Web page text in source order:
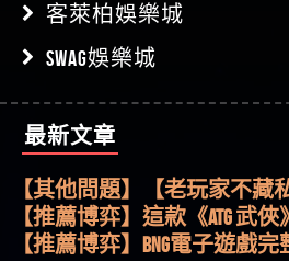
客萊柏娛樂城
SWAG娛樂城
最新文章
【其他問題】用理性數據指
娛樂之旅
【其他問題】【老玩家不藏
這樣挑！RTP、波動率和平
【推薦博弈】這款《ATG 武
過才知道什麼叫超過3萬種
【推薦博弈】BNG電子遊戲